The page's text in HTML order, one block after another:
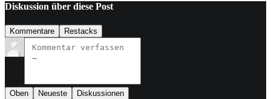
Diskussion über diese Post
Kommentare Restacks
Oben Neueste Diskussionen